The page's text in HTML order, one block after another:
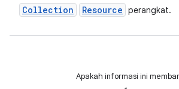
Collection Resource perangkat.
Apakah informasi ini